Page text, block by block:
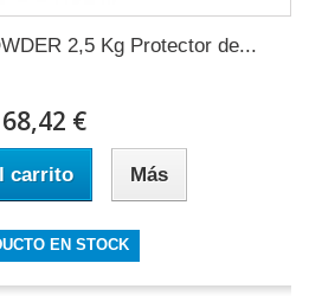
2,5 Kg Protector de...
68,42 €
carrito Más
EN STOCK